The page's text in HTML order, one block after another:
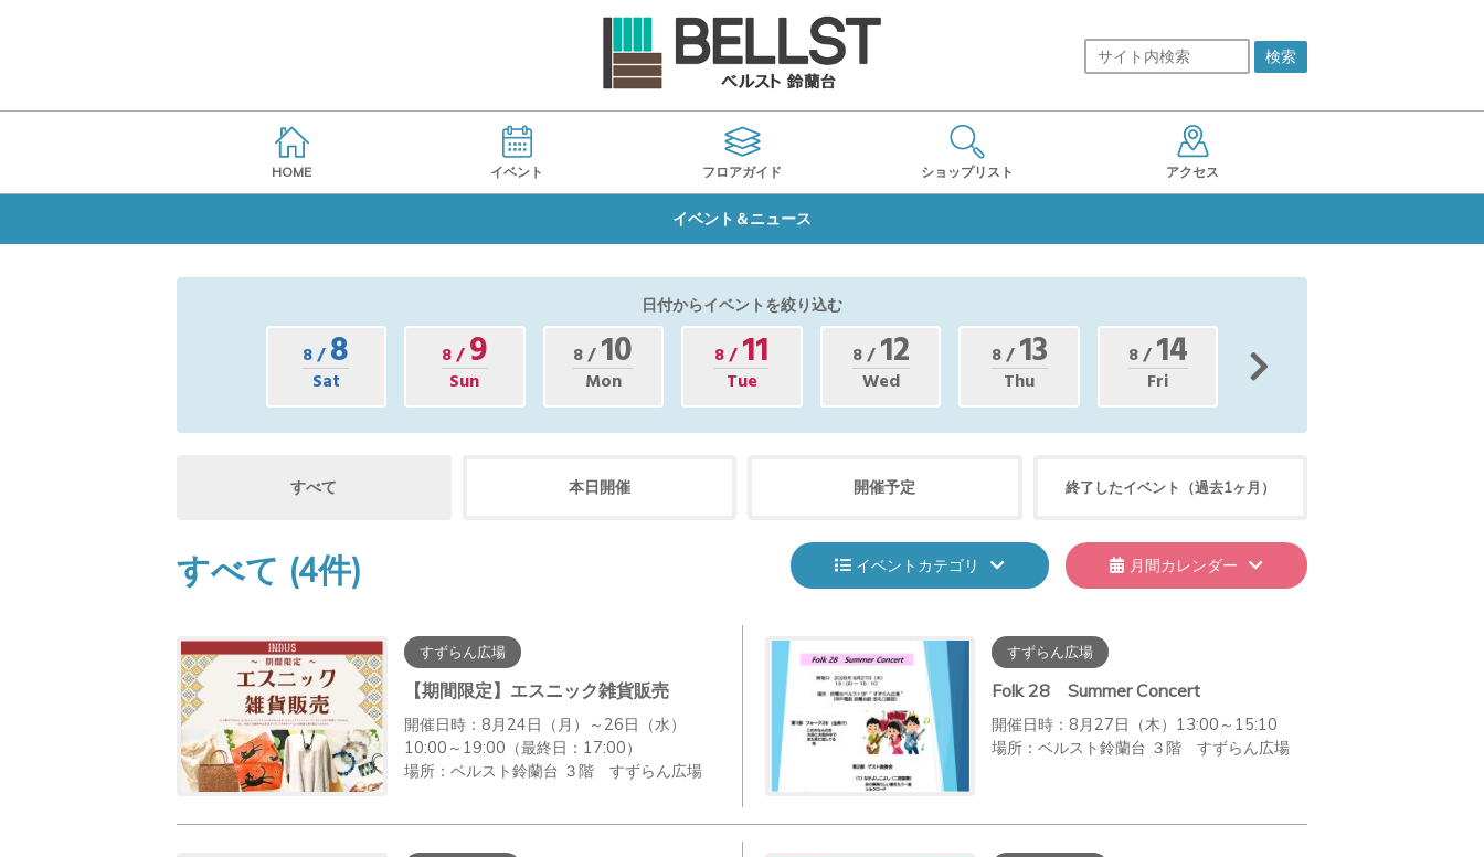
HOME イベント フロアガイド ショップリスト アクセス
イベント＆ニュース
日付からイベントを絞り込む
8 /8
Sat
8 /9
Sun
8 /10
Mon
8 /11
Tue
8 /12
Wed
8 /13
Thu
8 /14
Fri
すべて 本日開催 開催予定 終了したイベント （過去1ヶ月）
月間カレンダー
イベントカテゴリ
すべて (4件)
すずらん広場
【期間限定】エスニック雑貨販売
開催日時：8月24日（月）～26日（水）
10:00～19:00（最終日：17:00）
場所：ベルスト鈴蘭台 ３階 すずらん広場
すずらん広場
Folk 28 Summer Concert
開催日時：8月27日（木）13:00～15:10
場所：ベルスト鈴蘭台 ３階 すずらん広場